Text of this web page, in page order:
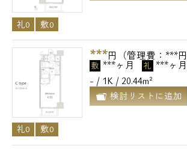
礼0 敷0
***円（管理費：***円
敷 ***ヶ月 礼 ***ヶ月
- / 1K / 20.44m²
検討リストに追加
礼0 敷0